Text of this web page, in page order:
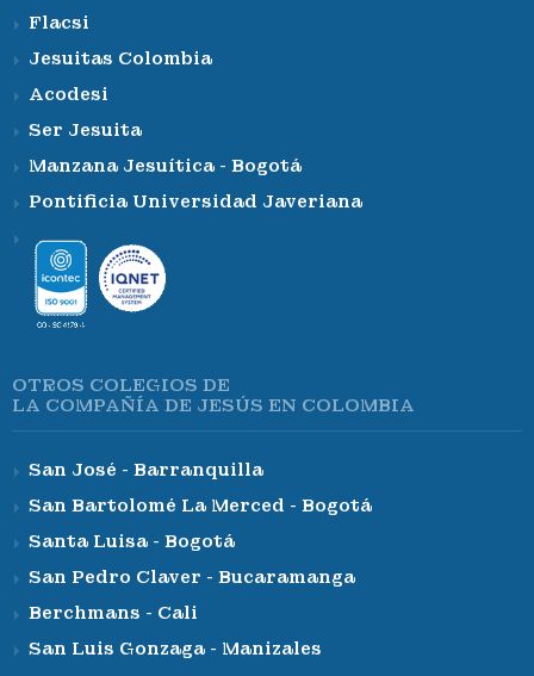
Flacsi
Jesuitas Colombia
Acodesi
Ser Jesuita
Manzana Jesuítica - Bogotá
Pontificia Universidad Javeriana
OTROS COLEGIOS DE
LA COMPAÑÍA DE JESÚS EN COLOMBIA
San José - Barranquilla
San Bartolomé La Merced - Bogotá
Santa Luisa - Bogotá
San Pedro Claver - Bucaramanga
Berchmans - Cali
San Luis Gonzaga - Manizales